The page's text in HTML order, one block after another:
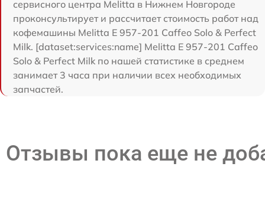
сервисного центра Melitta в Нижнем Новгороде
проконсультирует и рассчитает стоимость работ над
кофемашины Melitta E 957-201 Caffeo Solo & Perfect
Milk. [dataset:services:name] Melitta E 957-201 Caffeo
Solo & Perfect Milk по нашей статистике в среднем
занимает 3 часа при наличии всех необходимых
запчастей.
Отзывы пока еще не